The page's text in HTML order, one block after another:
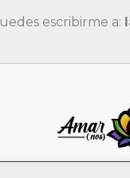
escribirme a: